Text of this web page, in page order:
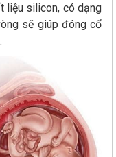
liệu silicon, có dạng
sẽ giúp đóng cổ